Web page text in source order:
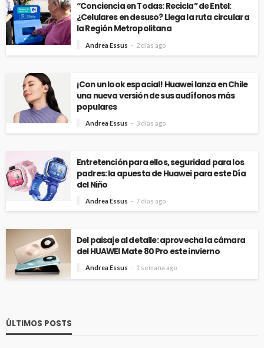
“Conciencia en Todas: Recicla” de Entel:
¿Celulares en desuso? Llega la ruta circular a
la Región Metropolitana
Andrea Essus 2 días ago
¡Con un look espacial! Huawei lanza en Chile
una nueva versión de sus audífonos más
populares
Andrea Essus 3 días ago
Entretención para ellos, seguridad para los
padres: la apuesta de Huawei para este Día
del Niño
Andrea Essus 7 días ago
Del paisaje al detalle: aprovecha la cámara
del HUAWEI Mate 80 Pro este invierno
Andrea Essus 1 semana ago
ÚLTIMOS POSTS